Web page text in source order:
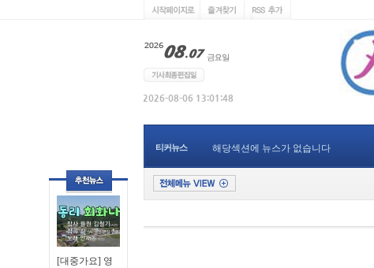
[대중가요] 영
티커뉴스 해당섹션에 뉴스가 없습니다